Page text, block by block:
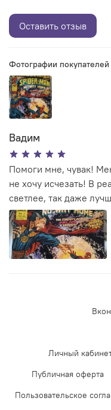
Фотографии покупателей
Вадим
Помоги мне, чувак!
не хочу исчезать! В
светлее, так даже
Оставить отзыв
Личный
Публичная оферта
Пользовательское